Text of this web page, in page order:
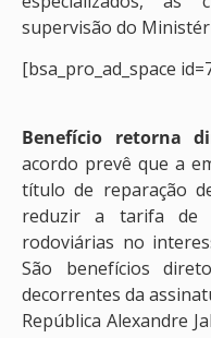
supervisão do
[bsa_pro_ad_space
Benefício retorna
acordo prevê que a
título de reparação
reduzir a tarifa de
rodoviárias no
São benefícios
decorrentes da
República Alexandre